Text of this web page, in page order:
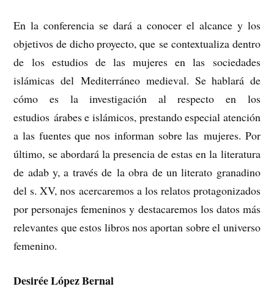
En la conferencia se dará a conocer el alcance y los
objetivos de dicho proyecto, que se contextualiza dentro
de los estudios de las mujeres en las sociedades
islámicas del Mediterráneo medieval. Se hablará de
cómo es la investigación al respecto en los
estudios árabes e islámicos, prestando especial atención
a las fuentes que nos informan sobre las mujeres. Por
último, se abordará la presencia de estas en la literatura
de adab y, a través de la obra de un literato granadino
del s. XV, nos acercaremos a los relatos protagonizados
por personajes femeninos y destacaremos los datos más
relevantes que estos libros nos aportan sobre el universo
femenino.
Desirée López Bernal